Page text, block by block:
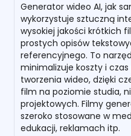
Generator wideo AI, jak
wykorzystuje sztuczną
wysokiej jakości krótkich
prostych opisów
referencyjnego. To
minimalizuje koszty i
tworzenia wideo, dzięki
film na poziomie studia,
projektowych. Filmy
szeroko stosowane w
edukacji, reklamach itp.